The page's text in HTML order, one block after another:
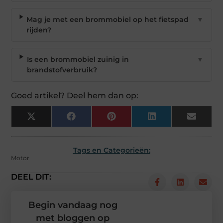
Mag je met een brommobiel op het fietspad
rijden?
▼
Is een brommobiel zuinig in
brandstofverbruik?
▼
Goed artikel? Deel hem dan op:
X
(Twitter)
Facebook Pinterest LinkedIn Email
Tags en Categorieën:
Motor
DEEL DIT:
Begin vandaag nog
met bloggen op